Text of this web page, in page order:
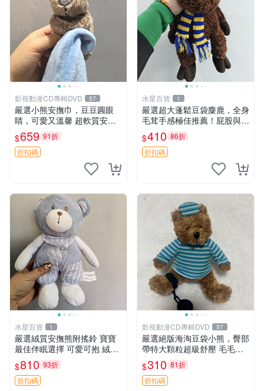
影視動漫CD專輯DVD 57
嚴選小熊安撫巾，豆豆圓眼
睛，可愛又溫馨 超軟質安撫
巾，豆豆設計，哄睡好幫手
約克豆豆眼安撫巾 數碼豆豆
眼
$659 91折
折扣碼
水星百貨 1
嚴選超大蓬鬆豆袋麋鹿，全身
毛茸手感極佳推薦！屁股與四
肢填充均勻，適合收藏與孩童
共賞。 麋鹿 豆袋 毛茸玩具
$410 86折
折扣碼
水星百貨 1
嚴選絨質安撫熊附搖鈴 寶寶
最佳伴眠選擇 可愛可抱 絨毛
玩具 安撫熊 嬰兒用
$810 93折
折扣碼
影視動漫CD專輯DVD 57
嚴選絕版海淘豆袋小熊，臀部
帶特大顆粒超級舒壓 毛毛摸
起來格外順滑適合收藏 100%
棉質 豆袋枕 豆袋、抱枕、小
熊
$310 81折
折扣碼